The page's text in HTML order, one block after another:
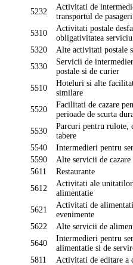
5232
Activitati de
transportul de pasageri
5310
Activitati postale
obligativitatea
5320
Alte activitati postale
5330
Servicii de
postale si de curier
5510
Hoteluri si alte
similare
5520
Facilitati de cazare
perioade de scurta
5530
Parcuri pentru rulote,
tabere
5540
Intermedieri pentru
5590
Alte servicii de cazare
5611
Restaurante
5612
Activitati ale
alimentatie
5621
Activitati de
evenimente
5622
Alte servicii de
5640
Intermedieri pentru
alimentatie si de
5811
Activitati de editare a